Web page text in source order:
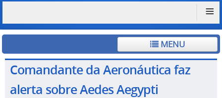
≡
MENU
Comandante da Aeronáutica faz
alerta sobre Aedes Aegypti